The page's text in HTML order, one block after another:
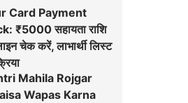
Card Payment
₹5000 सहायता राशि
चेक करें, लाभार्थी लिस्ट
Mahila Rojgar
Wapas Karna